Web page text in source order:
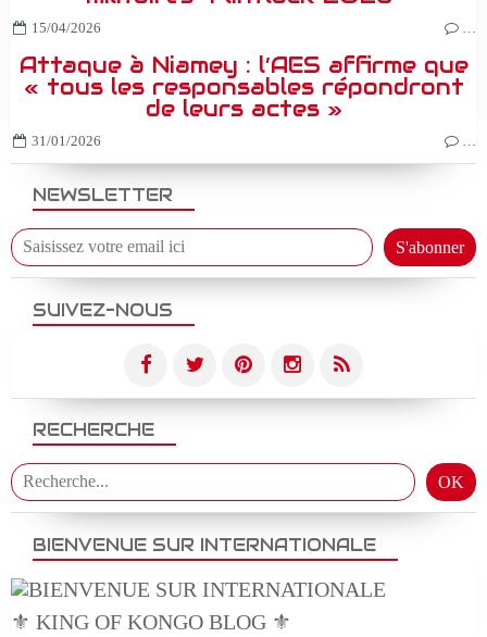
NEWSLETTER
SUIVEZ-NOUS
RECHERCHE
BIENVENUE SUR INTERNATIONALE
⚜️ KING OF KONGO BLOG ⚜️
15/04/2026 …
Attaque à Niamey : l’AES affirme que
« tous les responsables répondront
de leurs actes »
31/01/2026 …